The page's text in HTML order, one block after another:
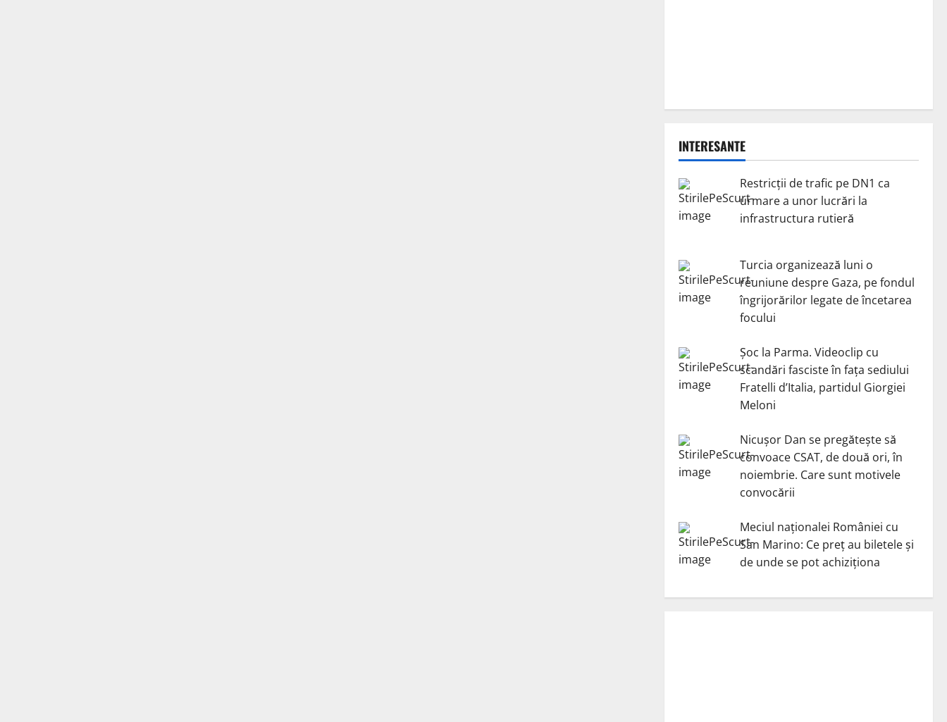
INTERESANTE
Restricții de trafic pe DN1 ca
urmare a unor lucrări la
infrastructura rutieră
Turcia organizează luni o
reuniune despre Gaza, pe fondul
îngrijorărilor legate de încetarea
focului
Șoc la Parma. Videoclip cu
scandări fasciste în fața sediului
Fratelli d’Italia, partidul Giorgiei
Meloni
Nicuşor Dan se pregăteşte să
convoace CSAT, de două ori, în
noiembrie. Care sunt motivele
convocării
Meciul naționalei României cu
San Marino: Ce preț au biletele și
de unde se pot achiziționa